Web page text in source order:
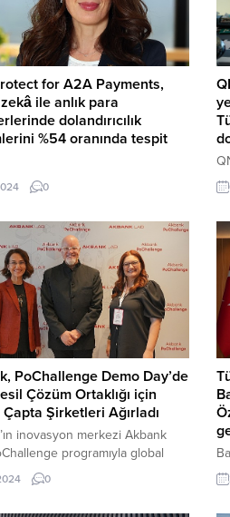
for A2A Payments,
ile anlık para
dolandırıcılık
%54 oranında tespit
2024 yılında yürürlüğe aldığı
dolandırıcılık tespit
anlık ve sürekli para
yüksek oranda güvenlik
Birleşik Krallık'taki tüketicilerin,
ve ekonominin, her yıl
nedeniyle kaybettiği 600
%54 oranında azaltarak
330 milyon sterlin tasarruf
yardımcı olacak.
0
PoChallenge Demo Day’de
Çözüm Ortaklığı için
Şirketleri Ağırladı
inovasyon merkezi Akbank
programıyla global
startup ve teknoloji
yenilikçi projeler geliştirmek
0